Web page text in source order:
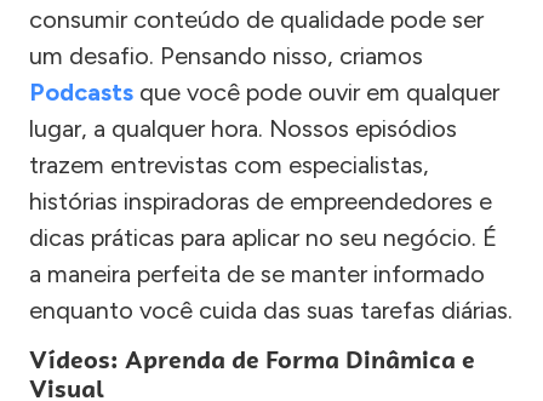
consumir conteúdo de qualidade pode ser
um desafio. Pensando nisso, criamos
Podcasts que você pode ouvir em qualquer
lugar, a qualquer hora. Nossos episódios
trazem entrevistas com especialistas,
histórias inspiradoras de empreendedores e
dicas práticas para aplicar no seu negócio. É
a maneira perfeita de se manter informado
enquanto você cuida das suas tarefas diárias.
Vídeos: Aprenda de Forma Dinâmica e
Visual